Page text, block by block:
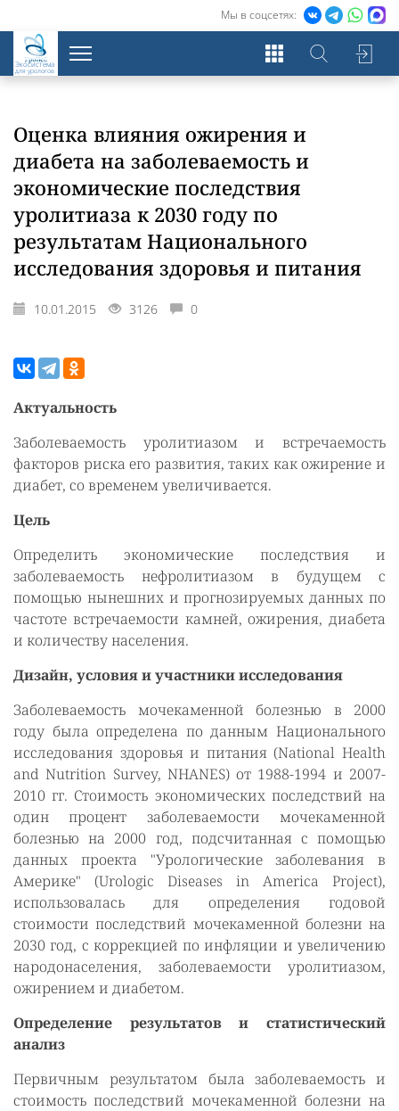
Мы в соцсетях:
Экосистема
для урологов
Оценка влияния ожирения и
диабета на заболеваемость и
экономические последствия
уролитиаза к 2030 году по
результатам Национального
исследования здоровья и питания
10.01.2015 3126 0
Актуальность
Заболеваемость уролитиазом и встречаемость
факторов риска его развития, таких как ожирение и
диабет, со временем увеличивается.
Цель
Определить экономические последствия и
заболеваемость нефролитиазом в будущем с
помощью нынешних и прогнозируемых данных по
частоте встречаемости камней, ожирения, диабета
и количеству населения.
Дизайн, условия и участники исследования
Заболеваемость мочекаменной болезнью в 2000
году была определена по данным Национального
исследования здоровья и питания (National Health
and Nutrition Survey, NHANES) от 1988-1994 и 2007-
2010 гг. Стоимость экономических последствий на
один процент заболеваемости мочекаменной
болезнью на 2000 год, подсчитанная с помощью
данных проекта "Урологические заболевания в
Америке" (Urologic Diseases in America Project),
использовалась для определения годовой
стоимости последствий мочекаменной болезни на
2030 год, с коррекцией по инфляции и увеличению
народонаселения, заболеваемости уролитиазом,
ожирением и диабетом.
Определение результатов и статистический
анализ
Первичным результатом была заболеваемость и
стоимость последствий мочекаменной болезни на